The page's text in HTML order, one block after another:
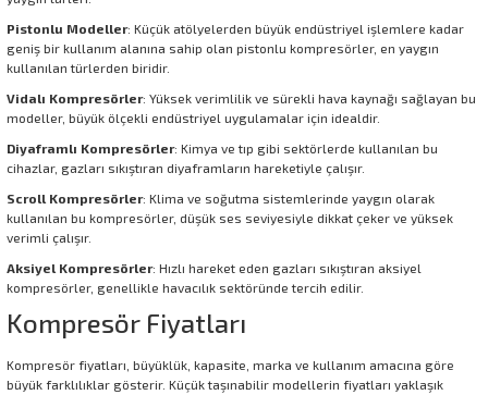
Pistonlu Modeller: Küçük atölyelerden büyük endüstriyel işlemlere kadar
geniş bir kullanım alanına sahip olan pistonlu kompresörler, en yaygın
kullanılan türlerden biridir.
Vidalı Kompresörler: Yüksek verimlilik ve sürekli hava kaynağı sağlayan bu
modeller, büyük ölçekli endüstriyel uygulamalar için idealdir.
Diyaframlı Kompresörler: Kimya ve tıp gibi sektörlerde kullanılan bu
cihazlar, gazları sıkıştıran diyaframların hareketiyle çalışır.
Scroll Kompresörler: Klima ve soğutma sistemlerinde yaygın olarak
kullanılan bu kompresörler, düşük ses seviyesiyle dikkat çeker ve yüksek
verimli çalışır.
Aksiyel Kompresörler: Hızlı hareket eden gazları sıkıştıran aksiyel
kompresörler, genellikle havacılık sektöründe tercih edilir.
Kompresör Fiyatları
Kompresör fiyatları, büyüklük, kapasite, marka ve kullanım amacına göre
büyük farklılıklar gösterir. Küçük taşınabilir modellerin fiyatları yaklaşık